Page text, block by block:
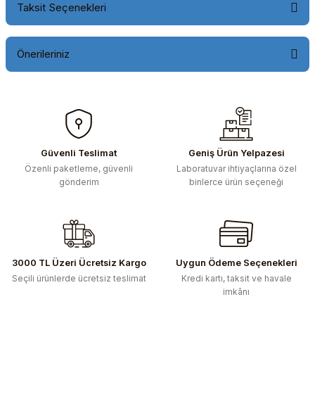
Taksit Seçenekleri
Önerileriniz
konularda yetersiz gördüğünüz noktaları öneri formunu
kullanarak tarafımıza iletebilirsiniz.
Görüş ve önerileriniz için teşekkür ederiz.
Ürün resmi kalitesiz, bozuk veya görüntülenemiyor.
Ürün fiyatı diğer sitelerden daha pahalı.
Bu ürüne benzer farklı alternatifler olmalı.
Güvenli Teslimat
Özenli paketleme, güvenli
gönderim
Geniş Ürün Yelpazesi
Laboratuvar ihtiyaçlarına özel
binlerce ürün seçeneği
3000 TL Üzeri Ücretsiz Kargo
Seçili ürünlerde ücretsiz teslimat
Uygun Ödeme Seçenekleri
Kredi kartı, taksit ve havale
imkânı